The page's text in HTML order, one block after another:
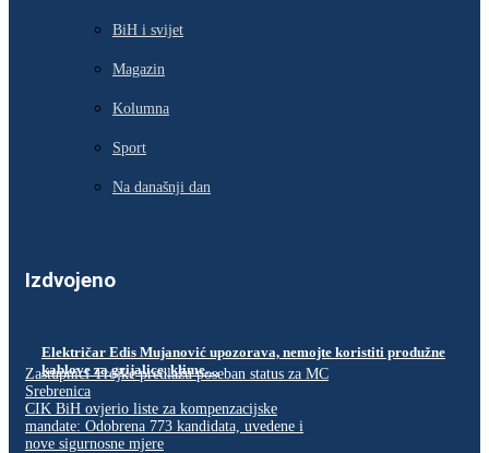
BiH i svijet
Magazin
Kolumna
Sport
Na današnji dan
Izdvojeno
Električar Edis Mujanović upozorava, nemojte koristiti produžne
kablove za grijalice, klime…
Zastupnici Trojke predlažu poseban status za MC
Srebrenica
CIK BiH ovjerio liste za kompenzacijske
mandate: Odobrena 773 kandidata, uvedene i
nove sigurnosne mjere